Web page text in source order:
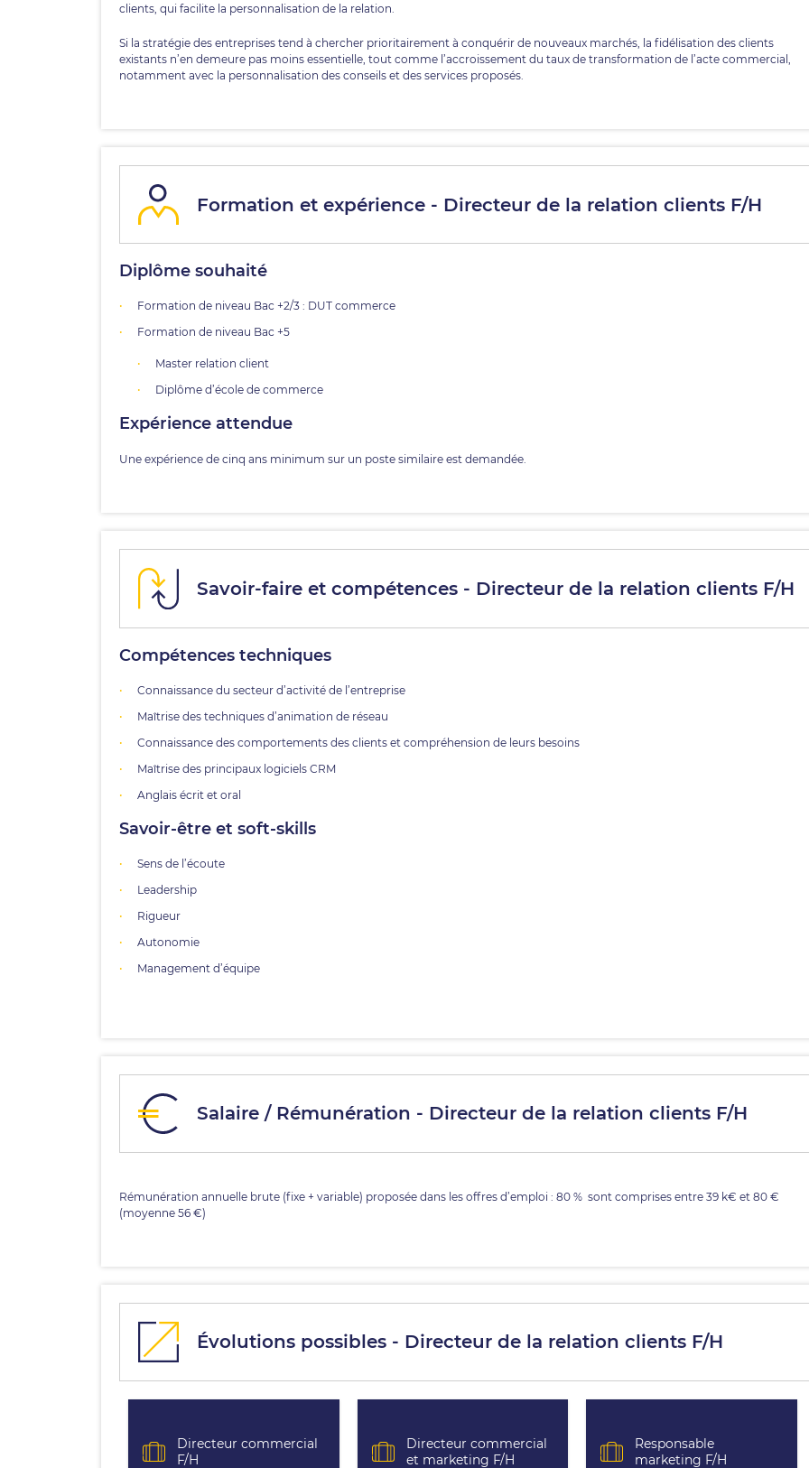
clients, qui facilite la personnalisation de la relation.
Si la stratégie des entreprises tend à chercher prioritairement à conquérir de nouveaux marchés, la fidélisation des clients
existants n’en demeure pas moins essentielle, tout comme l’accroissement du taux de transformation de l’acte commercial,
notamment avec la personnalisation des conseils et des services proposés.
Formation et expérience - Directeur de la relation clients F/H
Diplôme souhaité
Formation de niveau Bac +2/3 : DUT commerce
Formation de niveau Bac +5
Master relation client
Diplôme d’école de commerce
Expérience attendue
Une expérience de cinq ans minimum sur un poste similaire est demandée.
Savoir-faire et compétences - Directeur de la relation clients F/H
Compétences techniques
Connaissance du secteur d’activité de l’entreprise
Maîtrise des techniques d’animation de réseau
Connaissance des comportements des clients et compréhension de leurs besoins
Maîtrise des principaux logiciels CRM
Anglais écrit et oral
Savoir-être et soft-skills
Sens de l’écoute
Leadership
Rigueur
Autonomie
Management d’équipe
Salaire / Rémunération - Directeur de la relation clients F/H
Rémunération annuelle brute (fixe + variable) proposée dans les offres d’emploi : 80 % sont comprises entre 39 k€ et 80 €
(moyenne 56 €)
Évolutions possibles - Directeur de la relation clients F/H
Directeur commercial
F/H
Directeur commercial
et marketing F/H
Responsable
marketing F/H